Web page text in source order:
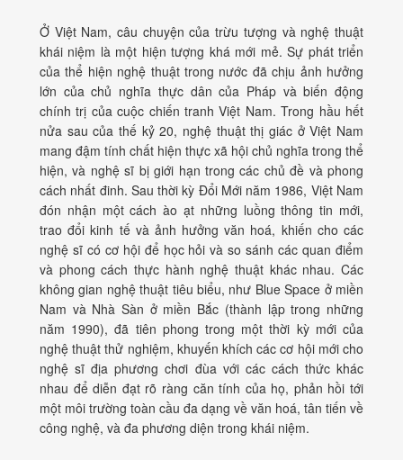
Ở Việt Nam, câu chuyện của trừu tượng và nghệ thuật
khái niệm là một hiện tượng khá mới mẻ. Sự phát triển
của thể hiện nghệ thuật trong nước đã chịu ảnh hưởng
lớn của chủ nghĩa thực dân của Pháp và biến động
chính trị của cuộc chiến tranh Việt Nam. Trong hầu hết
nửa sau của thế kỷ 20, nghệ thuật thị giác ở Việt Nam
mang đậm tính chất hiện thực xã hội chủ nghĩa trong thể
hiện, và nghệ sĩ bị giới hạn trong các chủ đề và phong
cách nhất đinh. Sau thời kỳ Đổi Mới năm 1986, Việt Nam
đón nhận một cách ào ạt những luồng thông tin mới,
trao đổi kinh tế và ảnh hưởng văn hoá, khiến cho các
nghệ sĩ có cơ hội để học hỏi và so sánh các quan điểm
và phong cách thực hành nghệ thuật khác nhau. Các
không gian nghệ thuật tiêu biểu, như Blue Space ở miền
Nam và Nhà Sàn ở miền Bắc (thành lập trong những
năm 1990), đã tiên phong trong một thời kỳ mới của
nghệ thuật thử nghiệm, khuyến khích các cơ hội mới cho
nghệ sĩ địa phương chơi đùa với các cách thức khác
nhau để diễn đạt rõ ràng căn tính của họ, phản hồi tới
một môi trường toàn cầu đa dạng về văn hoá, tân tiến về
công nghệ, và đa phương diện trong khái niệm.